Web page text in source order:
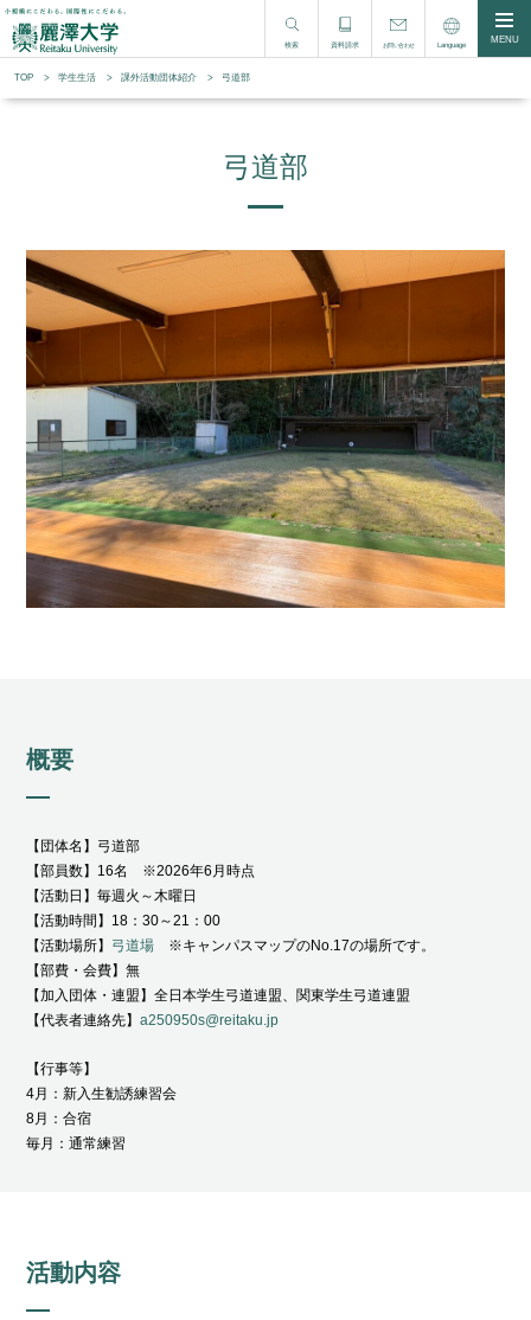
検索 資料請求 お問い合わせ Language MENU
TOP 学生生活 課外活動団体紹介 弓道部
弓道部
概要
【団体名】弓道部
【部員数】16名 ※2026年6月時点
【活動日】毎週火～木曜日
【活動時間】18：30～21：00
【活動場所】 弓道場 ※キャンパスマップのNo.17の場所です。
【部費・会費】無
【加入団体・連盟】全日本学生弓道連盟、関東学生弓道連盟
【代表者連絡先】a250950s@reitaku.jp
【行事等】
4月：新入生勧誘練習会
8月：合宿
毎月：通常練習
活動内容